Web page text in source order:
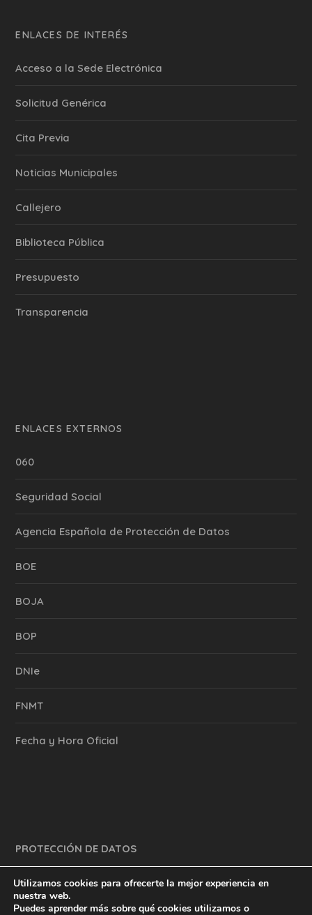
ENLACES DE INTERÉS
Acceso a la Sede Electrónica
Solicitud Genérica
Cita Previa
‎Noticias Municipales
Callejero
Biblioteca Pública
Presupuesto
Transparencia
ENLACES EXTERNOS
060
Seguridad Social
Agencia Española de Protección de Datos
BOE
BOJA
BOP
DNIe
FNMT
Fecha y Hora Oficial
PROTECCIÓN DE DATOS
Utilizamos cookies para ofrecerte la mejor experiencia en
nuestra web.
Puedes aprender más sobre qué cookies utilizamos o